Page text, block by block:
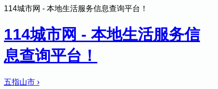
114城市网 - 本地生活服务信息查询平台！
114城市网 - 本地生活服务信
息查询平台！
五指山市 ›